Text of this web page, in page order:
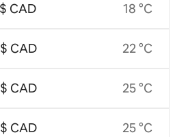
CAD
CAD
CAD
CAD
18 °C
22 °C
25 °C
25 °C